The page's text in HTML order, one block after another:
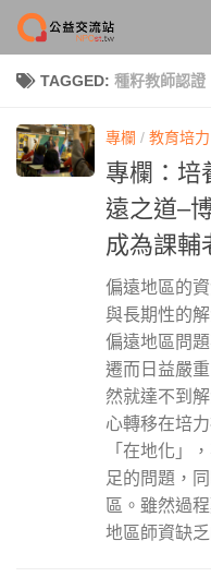
Skip to content
TAGGED: 種籽教師認證
專欄 / 教育培力
專欄：培
遠之道–
成為課輔
偏遠地區的
與長期性的
偏遠地區問
遷而日益嚴
然就達不到
心轉移在培
「在地化」
足的問題，
區。雖然過
地區師資缺乏